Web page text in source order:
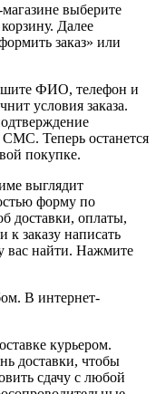
выберите
Далее
заказ» или
ФИО, телефон и
условия заказа.
СМС. Теперь останется
покупке.
выглядит
форму по
доставки, оплаты,
к заказу написать
вас найти. Нажмите
В интернет-
курьером.
доставки, чтобы
сдачу с любой